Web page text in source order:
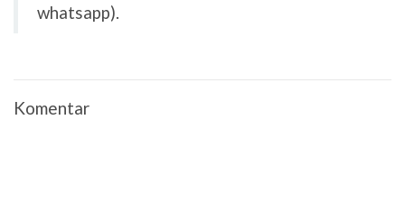
whatsapp).
Komentar